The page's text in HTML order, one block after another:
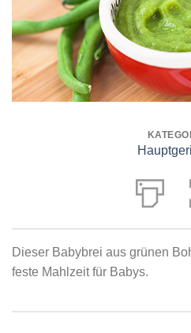
Dieser Babybrei aus grünen
feste Mahlzeit für Babys.